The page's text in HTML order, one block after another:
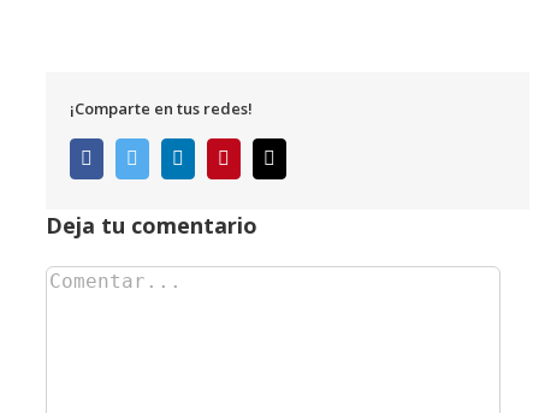
¡Comparte en tus redes!
FacebookTwitter LinkedInPinterest
electrónico
Deja tu comentario
Comentar